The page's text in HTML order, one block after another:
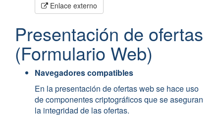
Enlace externo
Presentación de ofertas
(Formulario Web)
Navegadores compatibles
En la presentación de ofertas web se hace uso
de componentes criptográficos que se aseguran
la integridad de las ofertas.